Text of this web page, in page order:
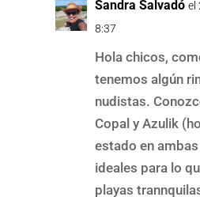
Sandra Salvadó el
8:37
Hola chicos,
tenemos algún
nudistas.
Copal y Azulik
estado en
ideales para lo
playas